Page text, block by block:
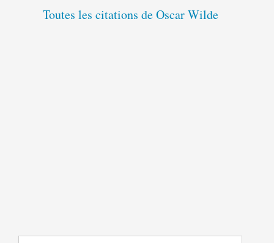
Toutes les citations de Oscar Wilde